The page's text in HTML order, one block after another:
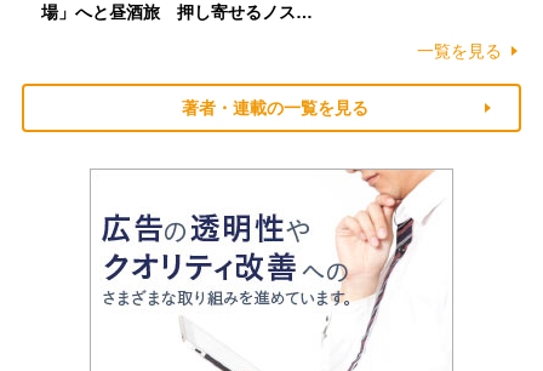
場」へと昼酒旅 押し寄せるノス…
一覧を見る
著者・連載の一覧を見る